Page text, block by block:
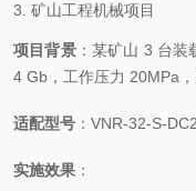
3. 矿山工程机械项目
项目背景：某矿山 3 台装
4 Gb，工作压力 20MPa
适配型号 ：VNR-32-S-
实施效果 ：